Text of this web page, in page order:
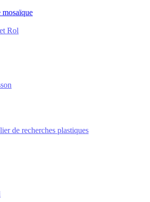
Rol
de recherches plastiques